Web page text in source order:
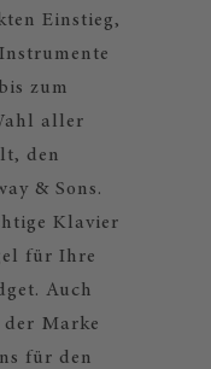
Einstieg,
zum
aller
den
& Sons.
Klavier
für Ihre
Auch
der Marke
für den